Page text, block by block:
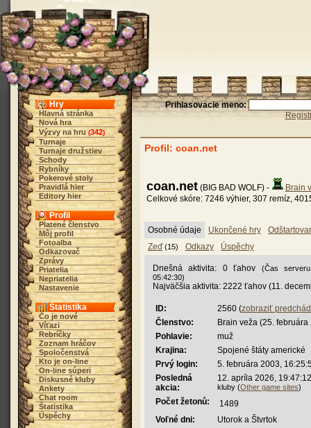
Hry
Hlavná stránka
Nová hra
Výzvy na hru (342)
Turnaje
Turnaje družstiev
Schody
Rybníky
Pokerové stoly
Pravidlá hier
Editory hier
Profil
Platené členstvo
Môj profil
Fotoalba
Odkazovač
Zprávy
Priatelia
Nepriatelia
Nastavenie
Štatistika
Čo je nové
Víťazi
Rebríčky
Zoznam hráčov
Spoločenstvá
Kto je on-line
On-line súperi
Diskusné kluby
Ankety
Chat room
Štatistika
Úspěchy
Prihlasovacie meno:
Profil: coan.net
coan.net (BIG BAD WOLF) -
Brain
Celkové skóre: 7246 výhier, 307 remíz,
Osobné údaje Ukončené hry
Zeď (15) Odkazy Úspěchy
Dnešná aktivita: 0 ťahov
(Čas
05:42:30)
Najväčšia aktivita: 2222 ťahov (11.
ID: 2560 (zobraziť
Členstvo:
Brain veža (25.
Pohlavie:
muž
Krajina:
Spojené štáty americké
Prvý login:
5. februára 2003,
Posledná
akcia:
12. apríla 2026, 19:47:12
kluby (Other game sites)
Počet žetonů:
1489
Voľné dni:
Utorok a Štvrtok